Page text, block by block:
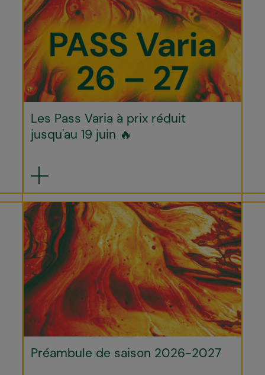
Les Pass Varia à prix réduit
jusqu'au 19 juin 🔥
Préambule de saison 2026-2027